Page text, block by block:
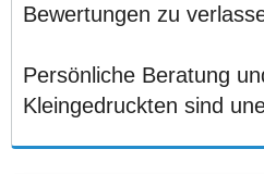
Bewertungen zu
Persönliche Beratung
Kleingedruckten sind